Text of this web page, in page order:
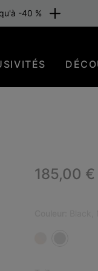
-40 %
Regular
185,00 €